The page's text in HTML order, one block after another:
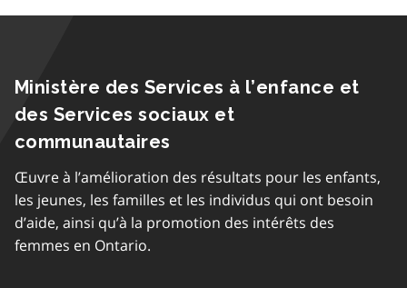
Ministère des Services à l’enfance et
des Services sociaux et
communautaires
Œuvre à l’amélioration des résultats pour les enfants,
les jeunes, les familles et les individus qui ont besoin
d’aide, ainsi qu’à la promotion des intérêts des
femmes en Ontario.